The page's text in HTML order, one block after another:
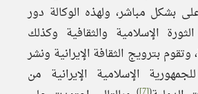
بشكل مباشر، ولهذه الوكالة دور
الإسلامية والثقافية وكذلك
وتقوم بترويج الثقافة الإيرانية ونشر
الإسلامية الإيرانية من